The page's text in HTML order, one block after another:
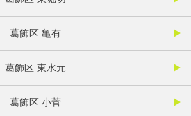
葛飾区 亀有
葛飾区 東水元
葛飾区 小菅